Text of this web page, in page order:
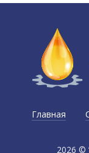
Главная
2026 ©